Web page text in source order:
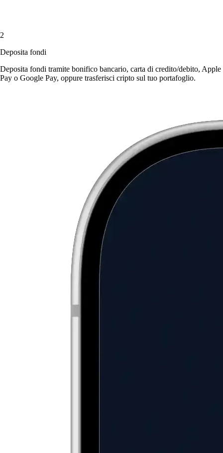
2
Deposita fondi
Deposita fondi tramite bonifico bancario, carta di credito/debito, Apple
Pay o Google Pay, oppure trasferisci cripto sul tuo portafoglio.